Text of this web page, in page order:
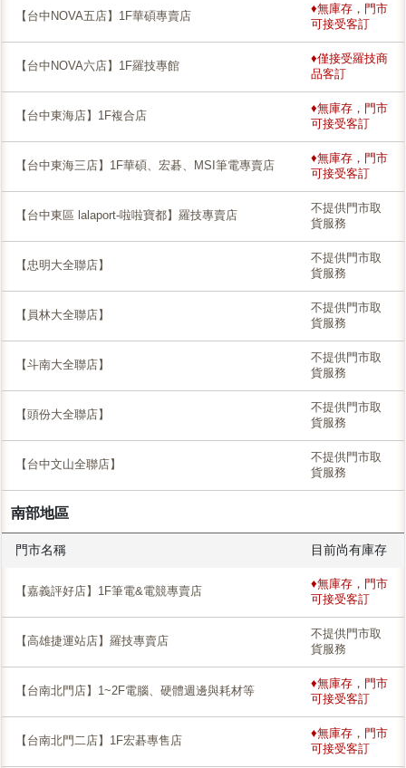
【台中NOVA五店】1F華碩專賣店
♦無庫存，門市
可接受客訂
【台中NOVA六店】1F羅技專館
♦僅接受羅技商
品客訂
【台中東海店】1F複合店
♦無庫存，門市
可接受客訂
【台中東海三店】1F華碩、宏碁、MSI筆電專賣店
♦無庫存，門市
可接受客訂
【台中東區 lalaport-啦啦寶都】羅技專賣店
不提供門市取
貨服務
【忠明大全聯店】
不提供門市取
貨服務
【員林大全聯店】
不提供門市取
貨服務
【斗南大全聯店】
不提供門市取
貨服務
【頭份大全聯店】
不提供門市取
貨服務
【台中文山全聯店】
不提供門市取
貨服務
南部地區
門市名稱 目前尚有庫存
【嘉義評好店】1F筆電&電競專賣店
♦無庫存，門市
可接受客訂
【高雄捷運站店】羅技專賣店
不提供門市取
貨服務
【台南北門店】1~2F電腦、硬體週邊與耗材等
♦無庫存，門市
可接受客訂
【台南北門二店】1F宏碁專售店
♦無庫存，門市
可接受客訂